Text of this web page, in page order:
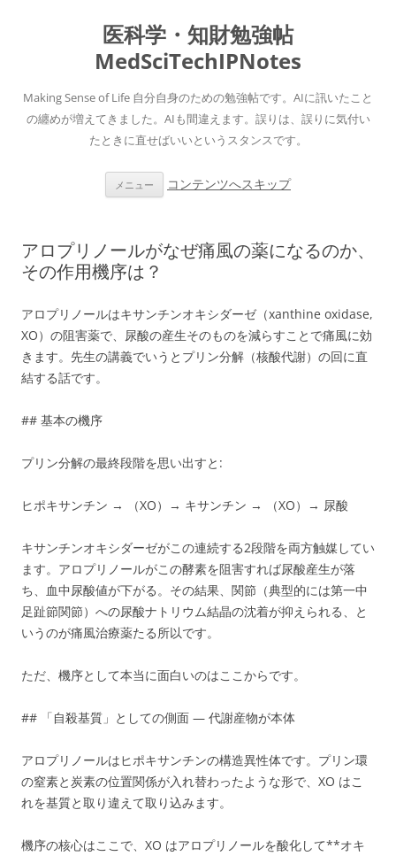
医科学・知財勉強帖
MedSciTechIPNotes
Making Sense of Life 自分自身のための勉強帖です。AIに訊いたこと
の纏めが増えてきました。AIも間違えます。誤りは、誤りに気付い
たときに直せばいいというスタンスです。
メニュー コンテンツへスキップ
アロプリノールがなぜ痛風の薬になるのか、
その作用機序は？
アロプリノールはキサンチンオキシダーゼ（xanthine oxidase,
XO）の阻害薬で、尿酸の産生そのものを減らすことで痛風に効
きます。先生の講義でいうとプリン分解（核酸代謝）の回に直
結する話です。
## 基本の機序
プリン分解の最終段階を思い出すと:
ヒポキサンチン → （XO）→ キサンチン → （XO）→ 尿酸
キサンチンオキシダーゼがこの連続する2段階を両方触媒してい
ます。アロプリノールがこの酵素を阻害すれば尿酸産生が落
ち、血中尿酸値が下がる。その結果、関節（典型的には第一中
足趾節関節）への尿酸ナトリウム結晶の沈着が抑えられる、と
いうのが痛風治療薬たる所以です。
ただ、機序として本当に面白いのはここからです。
## 「自殺基質」としての側面 — 代謝産物が本体
アロプリノールはヒポキサンチンの構造異性体です。プリン環
の窒素と炭素の位置関係が入れ替わったような形で、XO はこ
れを基質と取り違えて取り込みます。
機序の核心はここで、XO はアロプリノールを酸化して**オキ